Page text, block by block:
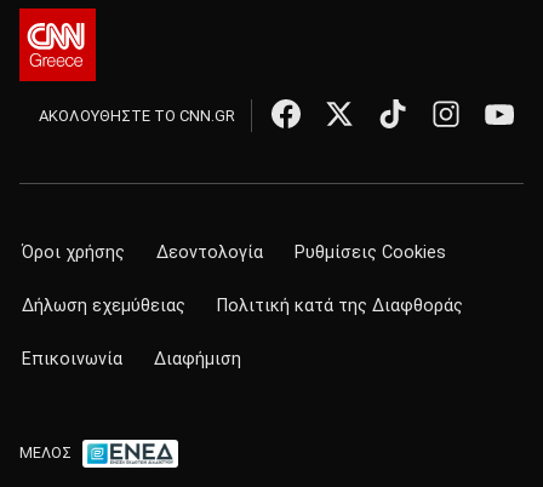
ΑΚΟΛΟΥΘΗΣΤΕ ΤΟ CNN.GR
Όροι χρήσης Δεοντολογία Ρυθμίσεις Cookies
Δήλωση εχεμύθειας Πολιτική κατά της Διαφθοράς
Επικοινωνία Διαφήμιση
ΜΕΛΟΣ